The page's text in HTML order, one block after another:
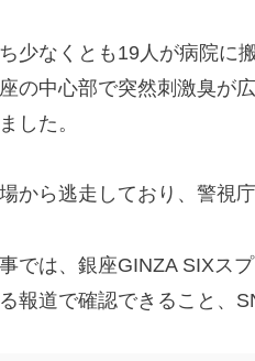
少なくとも19人が病院に
の中心部で突然刺激臭が
した。
から逃走しており、警視
では、銀座GINZA SIXス
報道で確認できること、